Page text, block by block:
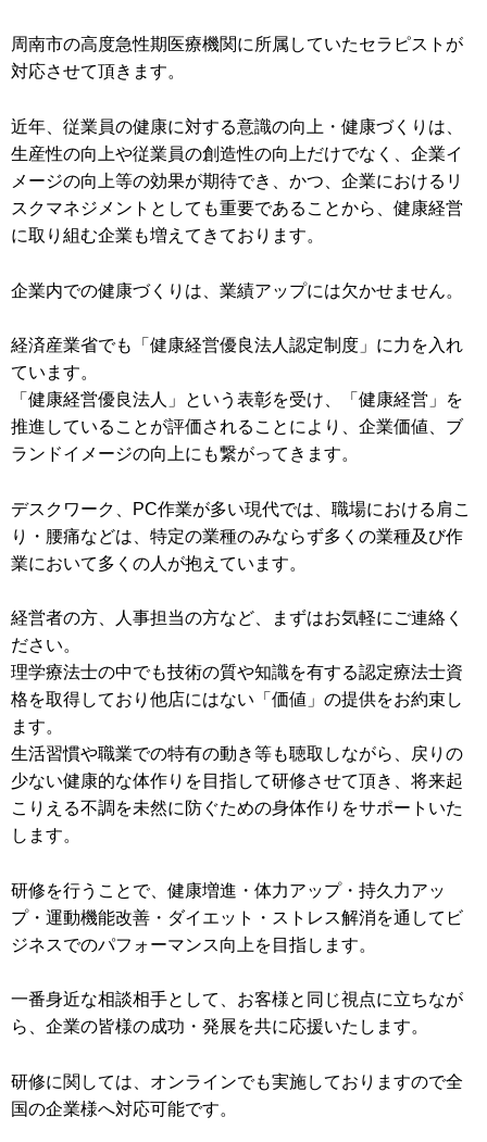
周南市の高度急性期医療機関に所属していたセラピストが
対応させて頂きます。
近年、従業員の健康に対する意識の向上・健康づくりは、
生産性の向上や従業員の創造性の向上だけでなく、企業イ
メージの向上等の効果が期待でき、かつ、企業におけるリ
スクマネジメントとしても重要であることから、健康経営
に取り組む企業も増えてきております。
企業内での健康づくりは、業績アップには欠かせません。
経済産業省でも「健康経営優良法人認定制度」に力を入れ
ています。
「健康経営優良法人」という表彰を受け、「健康経営」を
推進していることが評価されることにより、企業価値、ブ
ランドイメージの向上にも繋がってきます。
デスクワーク、PC作業が多い現代では、職場における肩こ
り・腰痛などは、特定の業種のみならず多くの業種及び作
業において多くの人が抱えています。
経営者の方、人事担当の方など、まずはお気軽にご連絡く
ださい。
理学療法士の中でも技術の質や知識を有する認定療法士資
格を取得しており他店にはない「価値」の提供をお約束し
ます。
生活習慣や職業での特有の動き等も聴取しながら、戻りの
少ない健康的な体作りを目指して研修させて頂き、将来起
こりえる不調を未然に防ぐための身体作りをサポートいた
します。
研修を行うことで、健康増進・体力アップ・持久力アッ
プ・運動機能改善・ダイエット・ストレス解消を通してビ
ジネスでのパフォーマンス向上を目指します。
一番身近な相談相手として、お客様と同じ視点に立ちなが
ら、企業の皆様の成功・発展を共に応援いたします。
研修に関しては、オンラインでも実施しておりますので全
国の企業様へ対応可能です。